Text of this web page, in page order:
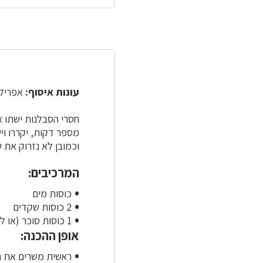
עונות איסוף:
חסרי הסבלנות
מספר דקות, יקררו
וכמובן לא נזרוק
המרכיבים:
כוסות מים
2 כוסות שקדים
1 כוסות סוכר (או לפי הטעם)
אופן ההכנה:
ראשית משרים את